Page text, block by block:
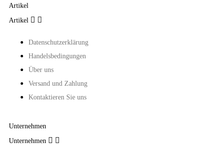
Artikel
Artikel  
Datenschutzerklärung
Handelsbedingungen
Über uns
Versand und Zahlung
Kontaktieren Sie uns
Unternehmen
Unternehmen  